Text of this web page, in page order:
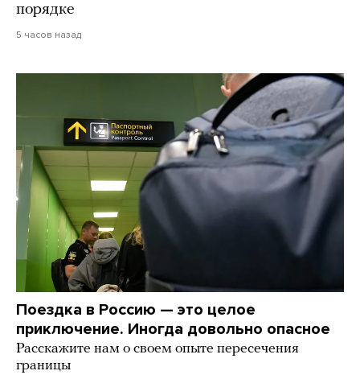
порядке
5 часов назад
Поездка в Россию — это целое
приключение. Иногда довольно опасное
Расскажите нам о своем опыте пересечения
границы